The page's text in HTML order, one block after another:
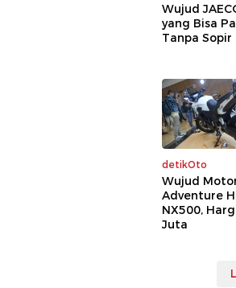
Wujud
yang Bisa
Tanpa Sopir
detikOto
Wujud
Adventure
NX500,
Juta